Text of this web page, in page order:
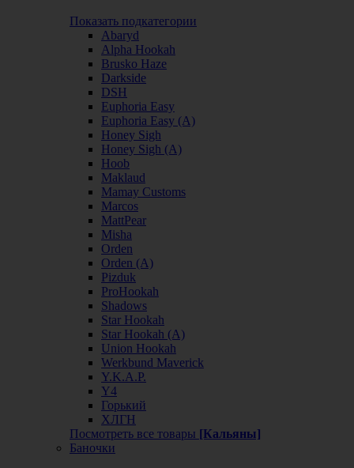
Показать подкатегории
Abaryd
Alpha Hookah
Brusko Haze
Darkside
DSH
Euphoria Easy
Euphoria Easy (А)
Honey Sigh
Honey Sigh (А)
Hoob
Maklaud
Mamay Customs
Marcos
MattPear
Misha
Orden
Orden (А)
Pizduk
ProHookah
Shadows
Star Hookah
Star Hookah (А)
Union Hookah
Werkbund Maverick
Y.K.A.P.
Y4
Горький
ХЛГН
Посмотреть все товары [Кальяны]
Баночки